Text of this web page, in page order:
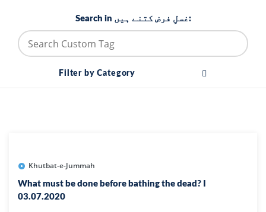
Search in غسلِ فرض کتنے ہیں:
Filter by Category
Khutbat-e-Jummah
What must be done before bathing the dead? I
03.07.2020